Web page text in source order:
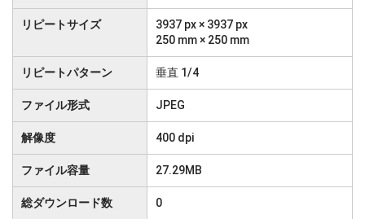
リピートサイズ
3937 px × 3937 px
250 mm × 250 mm
リピートパターン 垂直 1/4
ファイル形式 JPEG
解像度 400 dpi
ファイル容量 27.29MB
総ダウンロード数 0